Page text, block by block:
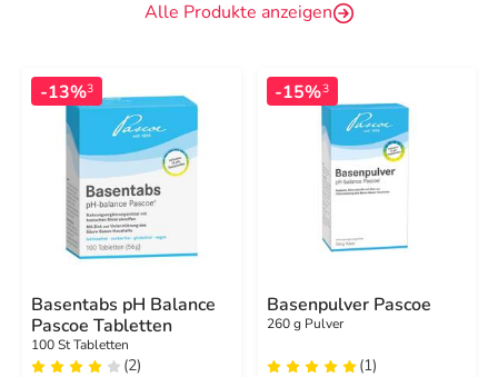
Alle Produkte anzeigen
-13%3
Basentabs pH Balance
Pascoe Tabletten
100 St Tabletten
(2)
-15%3
Basenpulver Pascoe
260 g Pulver
(1)